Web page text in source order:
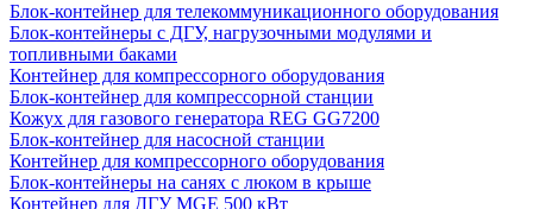
Блок-контейнер для телекоммуникационного оборудования
Блок-контейнеры с ДГУ, нагрузочными модулями и
топливными баками
Контейнер для компрессорного оборудования
Блок-контейнер для компрессорной станции
Кожух для газового генератора REG GG7200
Блок-контейнер для насосной станции
Контейнер для компрессорного оборудования
Блок-контейнеры на санях с люком в крыше
Контейнер для ДГУ MGE 500 кВт